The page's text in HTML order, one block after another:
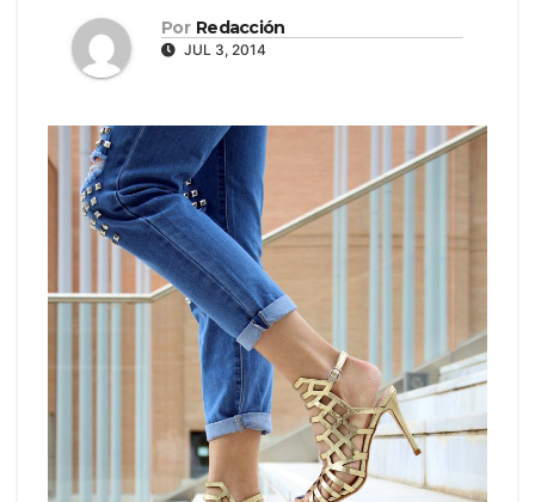
Por Redacción
JUL 3, 2014